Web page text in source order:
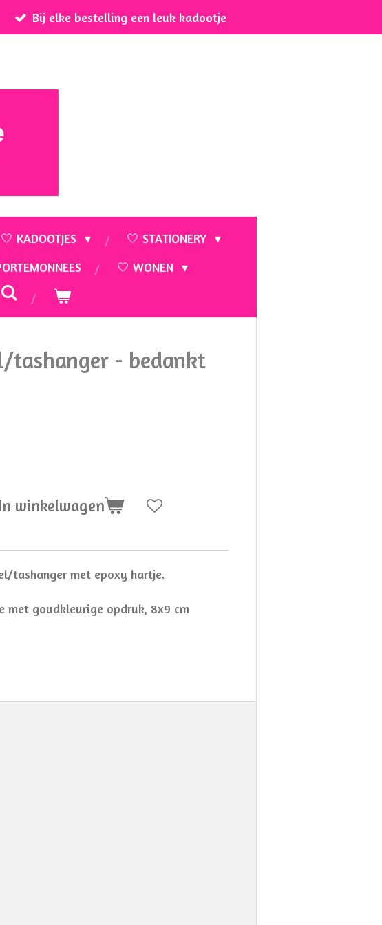
Bij elke bestelling een leuk kadootje
🤍 KADOOTJES
🤍 STATIONERY
🤍 WONEN
tashanger - bedankt
In winkelwagen
tashanger met epoxy hartje.
met goudkleurige opdruk, 8x9 cm